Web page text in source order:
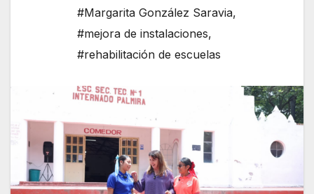
#Margarita González Saravia,
#mejora de instalaciones,
#rehabilitación de escuelas